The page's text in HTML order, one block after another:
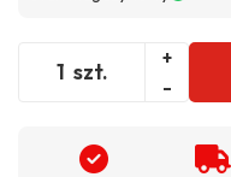
szt.
+
-